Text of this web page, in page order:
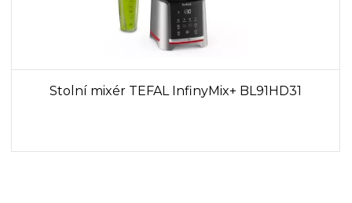
Stolní mixér TEFAL InfinyMix+ BL91HD31